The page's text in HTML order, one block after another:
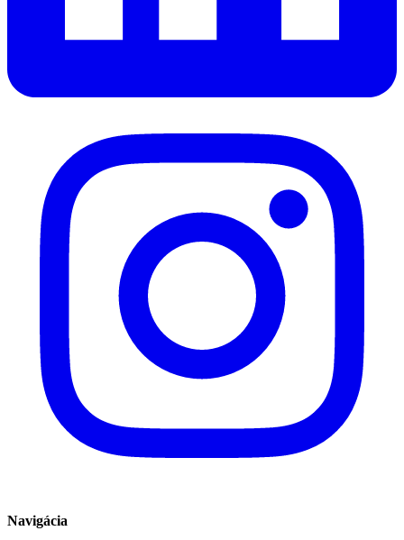
Navigácia